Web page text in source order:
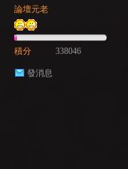
論壇元老
積分 338046
發消息